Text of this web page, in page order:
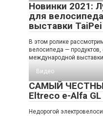
Новинки 2021:
для
выставки
В этом ролике
велосипеда —
международной выставки
Видео
САМЫЙ
Eltreco e-Alfa
Недорогой